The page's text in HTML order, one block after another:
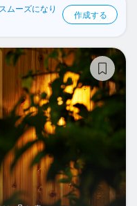
ムーズになり
作成する